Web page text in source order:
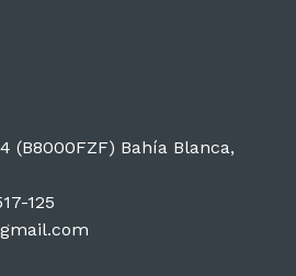
(B8000FZF) Bahía Blanca,
125